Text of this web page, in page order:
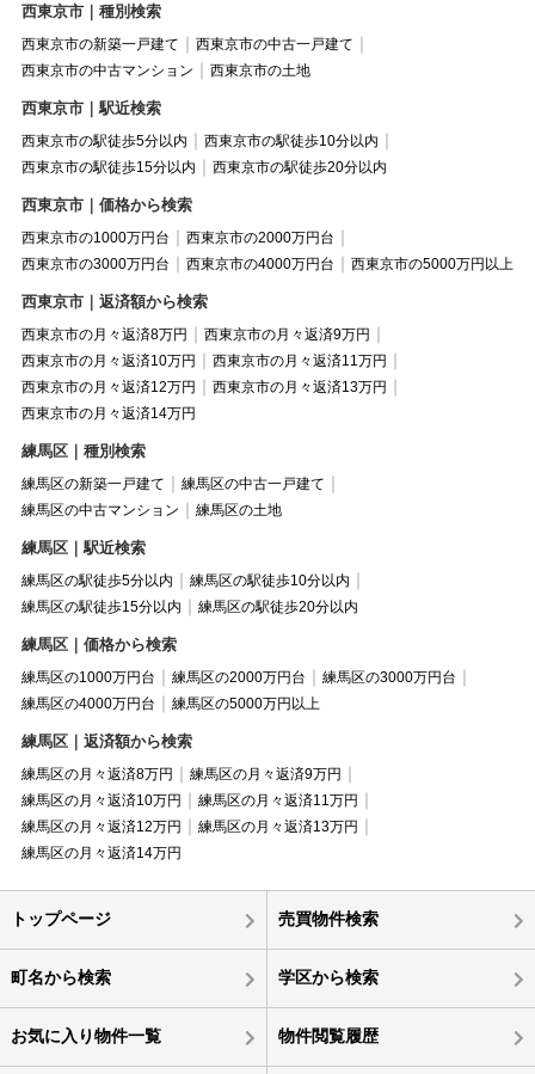
西東京市｜種別検索
西東京市の新築一戸建て
西東京市の中古一戸建て
西東京市の中古マンション
西東京市の土地
西東京市｜駅近検索
西東京市の駅徒歩5分以内
西東京市の駅徒歩10分以内
西東京市の駅徒歩15分以内
西東京市の駅徒歩20分以内
西東京市｜価格から検索
西東京市の1000万円台
西東京市の2000万円台
西東京市の3000万円台
西東京市の4000万円台 西東京市の5000万円以上
西東京市｜返済額から検索
西東京市の月々返済8万円
西東京市の月々返済9万円
西東京市の月々返済10万円
西東京市の月々返済11万円
西東京市の月々返済12万円
西東京市の月々返済13万円
西東京市の月々返済14万円
練馬区｜種別検索
練馬区の新築一戸建て
練馬区の中古一戸建て
練馬区の中古マンション
練馬区の土地
練馬区｜駅近検索
練馬区の駅徒歩5分以内
練馬区の駅徒歩10分以内
練馬区の駅徒歩15分以内
練馬区の駅徒歩20分以内
練馬区｜価格から検索
練馬区の1000万円台 練馬区の2000万円台
練馬区の3000万円台
練馬区の4000万円台
練馬区の5000万円以上
練馬区｜返済額から検索
練馬区の月々返済8万円
練馬区の月々返済9万円
練馬区の月々返済10万円
練馬区の月々返済11万円
練馬区の月々返済12万円
練馬区の月々返済13万円
練馬区の月々返済14万円
トップページ 売買物件検索
町名から検索 学区から検索
お気に入り物件一覧 物件閲覧履歴